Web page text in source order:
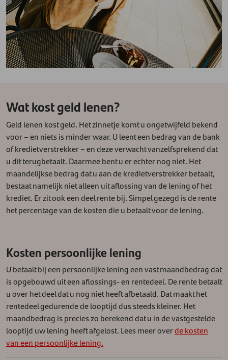
Wat kost geld lenen?
Geld lenen kost geld. Het zinnetje komt u ongetwijfeld bekend
voor – en niets is minder waar. U leent een bedrag van de bank
of kredietverstrekker – en deze verwacht vanzelfsprekend dat
u dit terugbetaalt. Daarmee bent u er echter nog niet. Het
maandelijkse bedrag dat u aan de kredietverstrekker betaalt,
bestaat namelijk niet alleen uit aflossing van de lening of het
krediet. Er zit ook een deel rente bij. Simpel gezegd is de rente
het percentage van de kosten die u betaalt voor de lening.
Kosten persoonlijke lening
U betaalt bij een persoonlijke lening een vast maandbedrag dat
is opgebouwd uit een aflossings- en rentedeel. De rente betaalt
u over het deel dat u nog niet heeft afbetaald. Dat maakt het
rentedeel gedurende de looptijd dus steeds kleiner. Het
maandbedrag is precies zo berekend dat u in de vastgestelde
looptijd uw lening heeft afgelost. Lees meer overde kosten
van een persoonlijke lening.